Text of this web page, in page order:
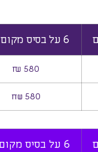
6 על בסיס מקום פנוי
580 ₪
580 שח
6 על בסיס מקום פנוי